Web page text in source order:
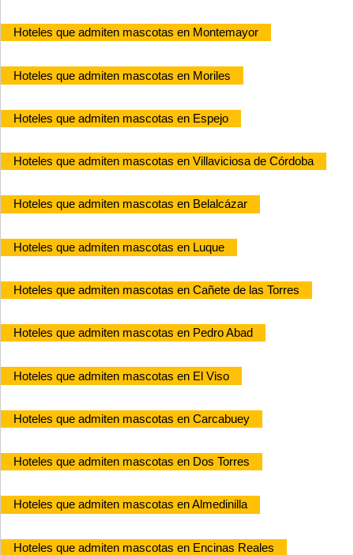
Hoteles que admiten mascotas en Montemayor
Hoteles que admiten mascotas en Moriles
Hoteles que admiten mascotas en Espejo
Hoteles que admiten mascotas en Villaviciosa de Córdoba
Hoteles que admiten mascotas en Belalcázar
Hoteles que admiten mascotas en Luque
Hoteles que admiten mascotas en Cañete de las Torres
Hoteles que admiten mascotas en Pedro Abad
Hoteles que admiten mascotas en El Viso
Hoteles que admiten mascotas en Carcabuey
Hoteles que admiten mascotas en Dos Torres
Hoteles que admiten mascotas en Almedinilla
Hoteles que admiten mascotas en Encinas Reales